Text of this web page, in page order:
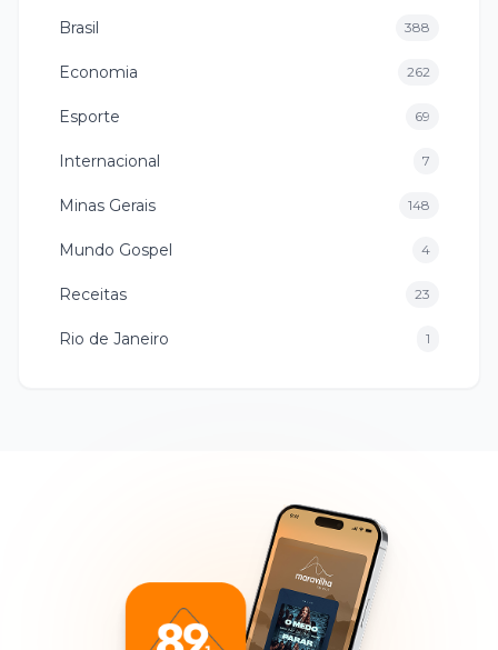
Brasil 388
Economia 262
Esporte 69
Internacional 7
Minas Gerais 148
Mundo Gospel 4
Receitas 23
Rio de Janeiro 1